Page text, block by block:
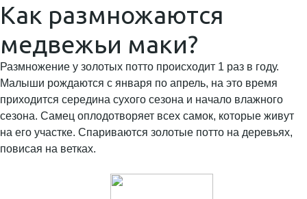
Как размножаются
медвежьи маки?
Размножение у золотых потто происходит 1 раз в году.
Малыши рождаются с января по апрель, на это время
приходится середина сухого сезона и начало влажного
сезона. Самец оплодотворяет всех самок, которые живут
на его участке. Спариваются золотые потто на деревьях,
повисая на ветках.